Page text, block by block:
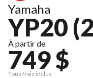
Yamaha
YP20
À partir de
749 $
Tous frais inclus